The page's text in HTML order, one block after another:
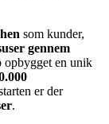
som kunder,
gennem
opbygget en unik
er der
.